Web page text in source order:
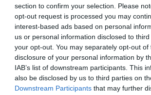
section to confirm your selection. Please
opt-out request is processed you may
interest-based ads based on personal
us or personal information disclosed to
your opt-out. You may separately opt-out of
disclosure of your personal information by
IAB’s list of downstream participants. This
also be disclosed by us to third parties on
Downstream Participants that may further
Agir avec mon